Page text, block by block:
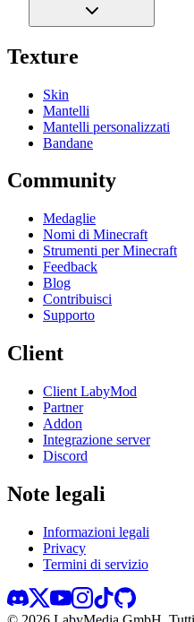
Texture
Skin
Mantelli
Mantelli personalizzati
Bandane
Community
Medaglie
Nomi di Minecraft
Strumenti per Minecraft
Feedback
Blog
Contribuisci
Supporto
Client
Client LabyMod
Partner
Addon
Integrazione server
Discord
Note legali
Informazioni legali
Privacy
Termini di servizio